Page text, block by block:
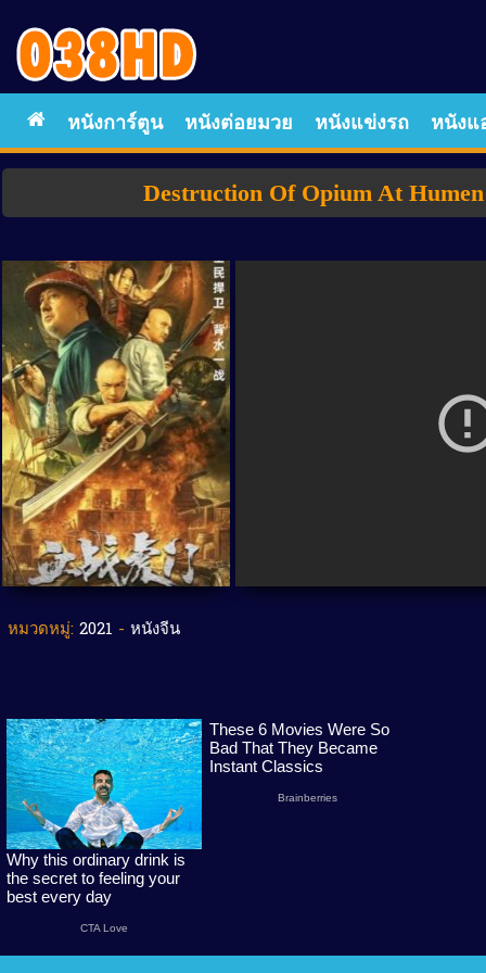
หนังการ์ตูน หนังต่อยมวย หนังแข่งรถ หนัง
Destruction Of Opium At
หมวดหมู่: 2021 - หนังจีน